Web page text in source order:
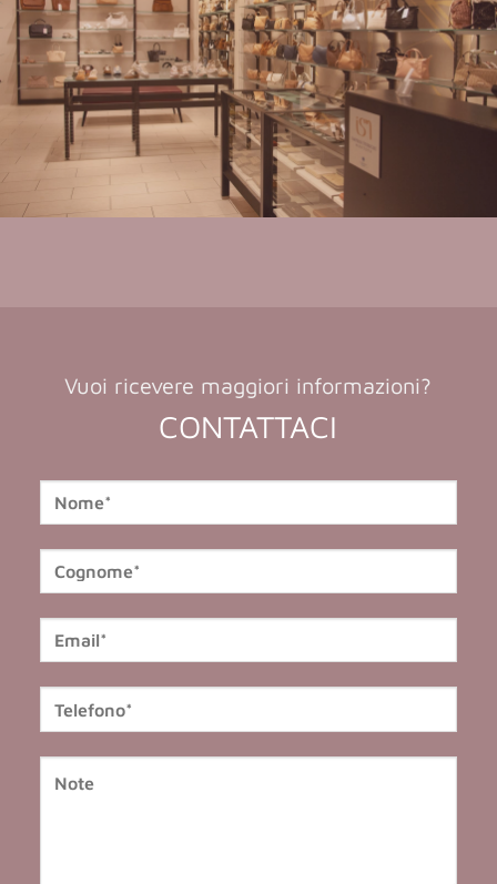
Vuoi ricevere maggiori informazioni?
CONTATTACI